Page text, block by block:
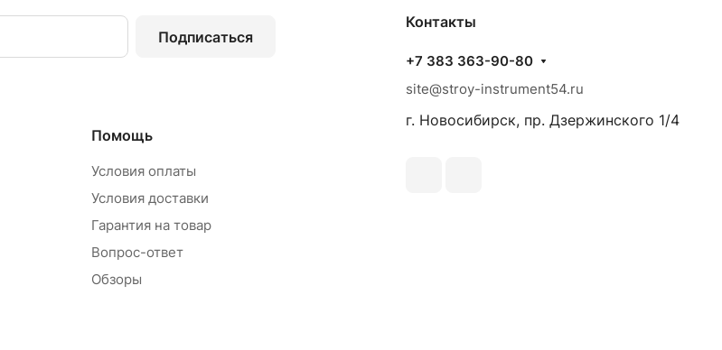
Подписаться
Помощь
Условия оплаты
Условия доставки
Гарантия на товар
Вопрос-ответ
Обзоры
Контакты
+7 383 363-90-80
site@stroy-instrument54.ru
г. Новосибирск, пр. Дзержинского 1/4